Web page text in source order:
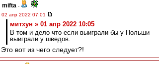
mifta -
02 апр 2022 07:01
митхун » 01 апр 2022 10:05
В том и дело что если выиграли бы у Польши
выиграли у шведов.
Это вот из чего следует?!